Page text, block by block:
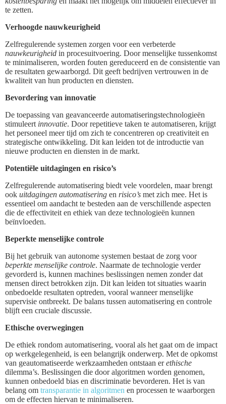
te zetten.
Verhoogde nauwkeurigheid
Zelfregulerende systemen zorgen voor een verbeterde
nauwkeurigheid in procesuitvoering. Door menselijke tussenkomst
te minimaliseren, worden fouten gereduceerd en de consistentie van
de resultaten gewaarborgd. Dit geeft bedrijven vertrouwen in de
kwaliteit van hun producten en diensten.
Bevordering van innovatie
De toepassing van geavanceerde automatiseringstechnologieën
stimuleert innovatie. Door repetitieve taken te automatiseren, krijgt
het personeel meer tijd om zich te concentreren op creativiteit en
strategische ontwikkeling. Dit kan leiden tot de introductie van
nieuwe producten en diensten in de markt.
Potentiële uitdagingen en risico’s
Zelfregulerende automatisering biedt vele voordelen, maar brengt
ook uitdagingen automatisering en risico’s met zich mee. Het is
essentieel om aandacht te besteden aan de verschillende aspecten
die de effectiviteit en ethiek van deze technologieën kunnen
beïnvloeden.
Beperkte menselijke controle
Bij het gebruik van autonome systemen bestaat de zorg voor
beperkte menselijke controle. Naarmate de technologie verder
gevorderd is, kunnen machines beslissingen nemen zonder dat
mensen direct betrokken zijn. Dit kan leiden tot situaties waarin
onbedoelde resultaten optreden, vooral wanneer menselijke
supervisie ontbreekt. De balans tussen automatisering en controle
blijft een cruciale discussie.
Ethische overwegingen
De ethiek rondom automatisering, vooral als het gaat om de impact
op werkgelegenheid, is een belangrijk onderwerp. Met de opkomst
van geautomatiseerde werkzaamheden ontstaan erethische
dilemma’s. Beslissingen die door algoritmen worden genomen,
kunnen onbedoeld bias en discriminatie bevorderen. Het is van
belang om transparantie in algoritmen en processen te waarborgen
om de effecten hiervan te minimaliseren.